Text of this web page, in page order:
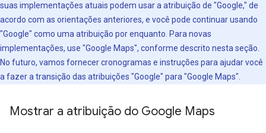
suas implementações atuais podem usar a atribuição de "Google," de
acordo com as orientações anteriores, e você pode continuar usando
"Google" como uma atribuição por enquanto. Para novas
implementações, use "Google Maps", conforme descrito nesta seção.
No futuro, vamos fornecer cronogramas e instruções para ajudar você
a fazer a transição das atribuições "Google" para "Google Maps".
Mostrar a atribuição do Google Maps